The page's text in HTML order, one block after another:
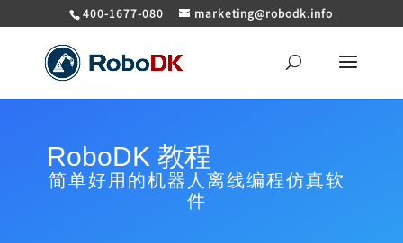
400-1677-080 marketing@robodk.info
RoboDK 教程
简单好用的机器人离线编程仿真软
件